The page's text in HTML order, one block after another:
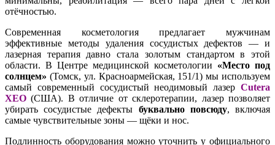
отёчностью.
Современная косметология предлагает мужчинам
эффективные методы удаления сосудистых дефектов — и
лазерная терапия давно стала золотым стандартом в этой
области. В Центре медицинской косметологии «Место под
солнцем» (Томск, ул. Красноармейская, 151/1) мы используем
самый современный сосудистый неодимовый лазер Cutera
XEO (США). В отличие от склеротерапии, лазер позволяет
убирать сосудистые дефекты буквально повсюду, включая
самые чувствительные зоны — щёки и нос.
Подлинность оборудования можно уточнить у официального